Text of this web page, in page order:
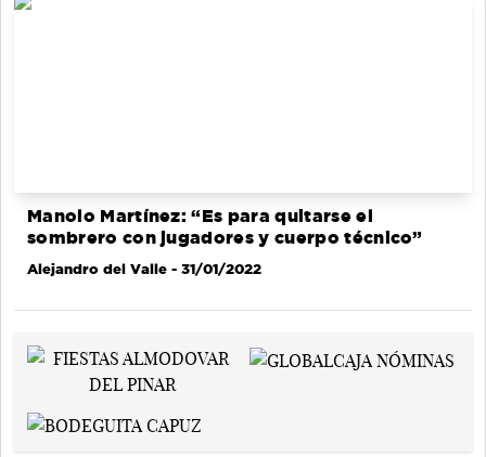
Manolo Martínez: “Es para quitarse el
sombrero con jugadores y cuerpo técnico”
Alejandro del Valle - 31/01/2022